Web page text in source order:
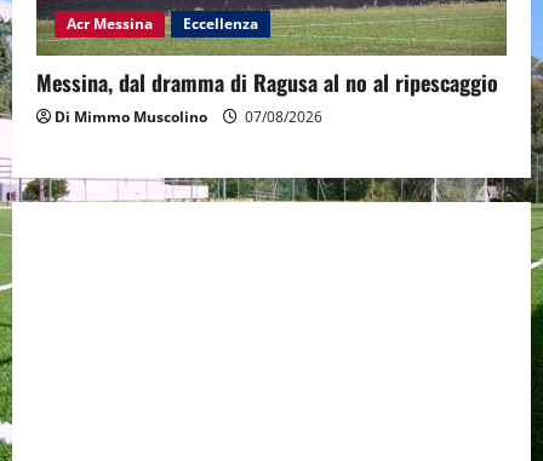
Acr Messina Eccellenza
Messina, dal dramma di Ragusa al no al ripescaggio
Di Mimmo Muscolino 07/08/2026